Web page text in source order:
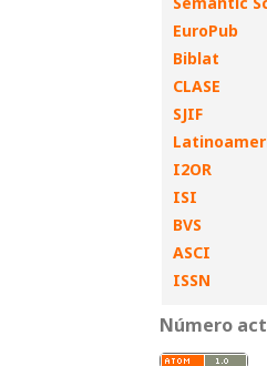
EuroPub
Biblat
CLASE
SJIF
I2OR
ISI
BVS
ASCI
ISSN
Número